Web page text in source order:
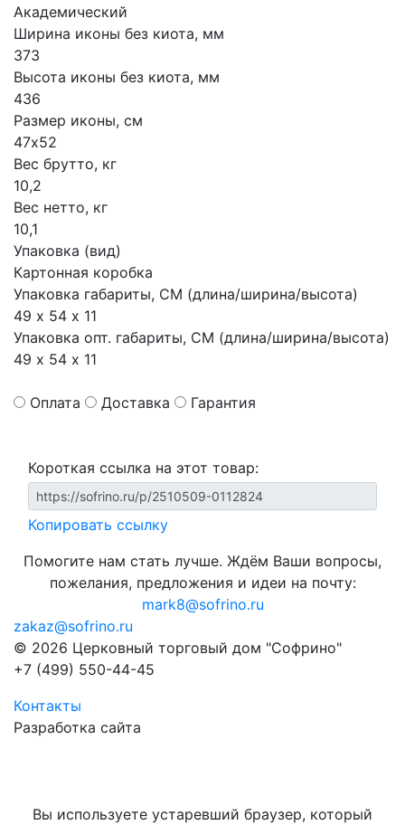
Академический
Ширина иконы без киота, мм
373
Высота иконы без киота, мм
436
Размер иконы, см
47х52
Вес брутто, кг
10,2
Вес нетто, кг
10,1
Упаковка (вид)
Картонная коробка
Упаковка габариты, СМ (длина/ширина/высота)
49 х 54 х 11
Упаковка опт. габариты, СМ (длина/ширина/высота)
49 х 54 х 11
Оплата Доставка Гарантия
Короткая ссылка на этот товар:
Копировать ссылку
Помогите нам стать лучше. Ждём Ваши вопросы,
пожелания, предложения и идеи на почту:
mark8@sofrino.ru
zakaz@sofrino.ru
© 2026 Церковный торговый дом "Софрино"
+7 (499) 550-44-45
Контакты
Разработка сайта
Вы используете устаревший браузер, который